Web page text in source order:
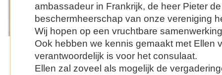
ambassadeur in Frankrijk, de heer Pieter
beschermheerschap van onze vereniging
Wij hopen op een vruchtbare
Ook hebben we kennis gemaakt met Ellen
verantwoordelijk is voor het consulaat.
Ellen zal zoveel als mogelijk de